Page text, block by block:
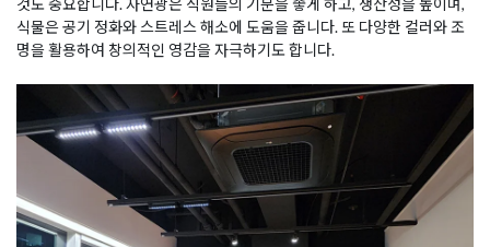
것도 중요합니다. 자연광은 직원들의 기분을 좋게 하고, 생산성을 높이며,
식물은 공기 정화와 스트레스 해소에 도움을 줍니다. 또 다양한 컬러와 조
명을 활용하여 창의적인 영감을 자극하기도 합니다.